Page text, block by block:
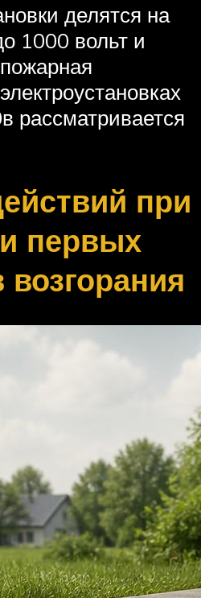
делятся на
1000 вольт и
рассматривается
при
первых
возгорания